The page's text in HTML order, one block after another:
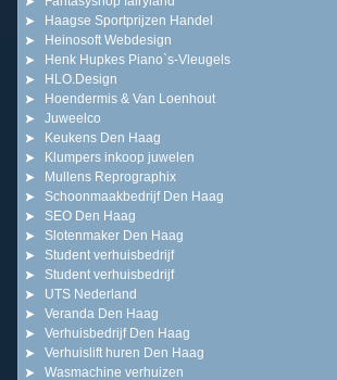
Haagse Sportprijzen Handel
Heinosoft Webdesign
Henk Hupkes Piano`s-Vleugels
HLO.Design
Hoendermis & Van Loenhout
Juweelco
Keukens Den Haag
Klumpers inkoop juwelen
Mullens Reprographix
Schoonmaakbedrijf Den Haag
SEO Den Haag
Slotenmaker Den Haag
Student verhuisbedrijf
Student verhuisbedrijf
UTS Nederland
Veranda Den Haag
Verhuisbedrijf Den Haag
Verhuislift huren Den Haag
Wasmachine verhuizen